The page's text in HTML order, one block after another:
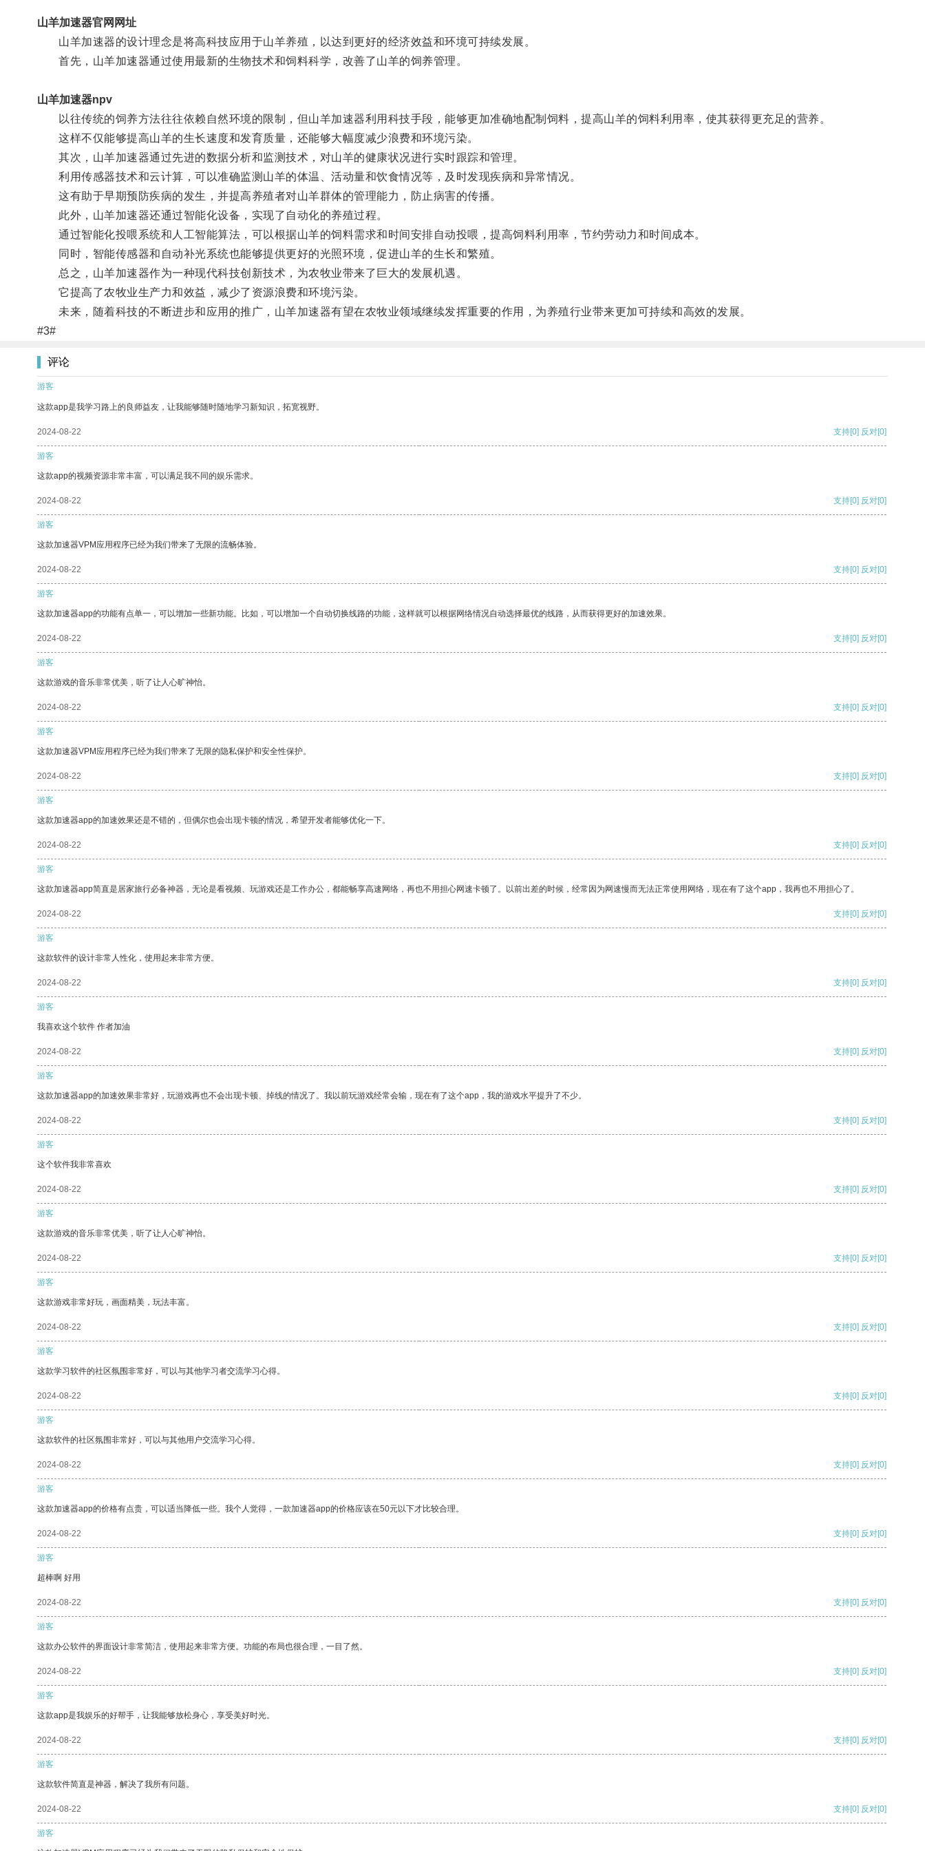
山羊加速器官网网址
山羊加速器的设计理念是将高科技应用于山羊养殖，以达到更好的经济效益和环境可持续发展。
首先，山羊加速器通过使用最新的生物技术和饲料科学，改善了山羊的饲养管理。
山羊加速器npv
以往传统的饲养方法往往依赖自然环境的限制，但山羊加速器利用科技手段，能够更加准确地配制饲料，提高山羊的饲料利用率，使其获得更充足的营养。
这样不仅能够提高山羊的生长速度和发育质量，还能够大幅度减少浪费和环境污染。
其次，山羊加速器通过先进的数据分析和监测技术，对山羊的健康状况进行实时跟踪和管理。
利用传感器技术和云计算，可以准确监测山羊的体温、活动量和饮食情况等，及时发现疾病和异常情况。
这有助于早期预防疾病的发生，并提高养殖者对山羊群体的管理能力，防止病害的传播。
此外，山羊加速器还通过智能化设备，实现了自动化的养殖过程。
通过智能化投喂系统和人工智能算法，可以根据山羊的饲料需求和时间安排自动投喂，提高饲料利用率，节约劳动力和时间成本。
同时，智能传感器和自动补光系统也能够提供更好的光照环境，促进山羊的生长和繁殖。
总之，山羊加速器作为一种现代科技创新技术，为农牧业带来了巨大的发展机遇。
它提高了农牧业生产力和效益，减少了资源浪费和环境污染。
未来，随着科技的不断进步和应用的推广，山羊加速器有望在农牧业领域继续发挥重要的作用，为养殖行业带来更加可持续和高效的发展。
#3#
评论
游客
这款app是我学习路上的良师益友，让我能够随时随地学习新知识，拓宽视野。
2024-08-22 支持[0] 反对[0]
游客
这款app的视频资源非常丰富，可以满足我不同的娱乐需求。
2024-08-22 支持[0] 反对[0]
游客
这款加速器VPM应用程序已经为我们带来了无限的流畅体验。
2024-08-22 支持[0] 反对[0]
游客
这款加速器app的功能有点单一，可以增加一些新功能。比如，可以增加一个自动切换线路的功能，这样就可以根据网络情况自动选择最优的线路，从而获得更好的加速效果。
2024-08-22 支持[0] 反对[0]
游客
这款游戏的音乐非常优美，听了让人心旷神怡。
2024-08-22 支持[0] 反对[0]
游客
这款加速器VPM应用程序已经为我们带来了无限的隐私保护和安全性保护。
2024-08-22 支持[0] 反对[0]
游客
这款加速器app的加速效果还是不错的，但偶尔也会出现卡顿的情况，希望开发者能够优化一下。
2024-08-22 支持[0] 反对[0]
游客
这款加速器app简直是居家旅行必备神器，无论是看视频、玩游戏还是工作办公，都能畅享高速网络，再也不用担心网速卡顿了。以前出差的时候，经常因为网速慢而无法正常使用网络，现在有了这个app，我再也不用担心了。
2024-08-22 支持[0] 反对[0]
游客
这款软件的设计非常人性化，使用起来非常方便。
2024-08-22 支持[0] 反对[0]
游客
我喜欢这个软件 作者加油
2024-08-22 支持[0] 反对[0]
游客
这款加速器app的加速效果非常好，玩游戏再也不会出现卡顿、掉线的情况了。我以前玩游戏经常会输，现在有了这个app，我的游戏水平提升了不少。
2024-08-22 支持[0] 反对[0]
游客
这个软件我非常喜欢
2024-08-22 支持[0] 反对[0]
游客
这款游戏的音乐非常优美，听了让人心旷神怡。
2024-08-22 支持[0] 反对[0]
游客
这款游戏非常好玩，画面精美，玩法丰富。
2024-08-22 支持[0] 反对[0]
游客
这款学习软件的社区氛围非常好，可以与其他学习者交流学习心得。
2024-08-22 支持[0] 反对[0]
游客
这款软件的社区氛围非常好，可以与其他用户交流学习心得。
2024-08-22 支持[0] 反对[0]
游客
这款加速器app的价格有点贵，可以适当降低一些。我个人觉得，一款加速器app的价格应该在50元以下才比较合理。
2024-08-22 支持[0] 反对[0]
游客
超棒啊 好用
2024-08-22 支持[0] 反对[0]
游客
这款办公软件的界面设计非常简洁，使用起来非常方便。功能的布局也很合理，一目了然。
2024-08-22 支持[0] 反对[0]
游客
这款app是我娱乐的好帮手，让我能够放松身心，享受美好时光。
2024-08-22 支持[0] 反对[0]
游客
这款软件简直是神器，解决了我所有问题。
2024-08-22 支持[0] 反对[0]
游客